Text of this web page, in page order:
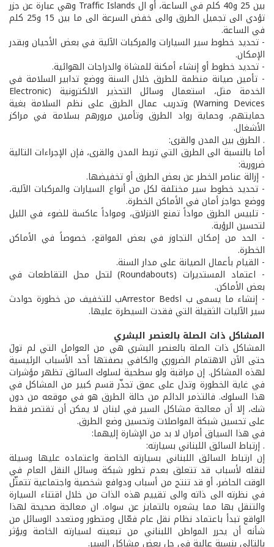
بين 25 و40 كلم في الساعة، أو ال Traffic Islands وهي عبارة عن جزر
تؤدي الى تجميل الطرق والى خفض السرعة الى ما بين 15 و25 كلم
في الساعة.
- تحديد خطوط سير السيارات والمركبات الآلية في بعض الأحيان وبقدر
الإمكان.
- تحديد خطوط أو إنشاء أمكنة للمشاة والدراجات الهوائية.
- تأمين صيانة منظمة للطرق خلال السنة ووضع تدابير السلامة في
الخدمة مثل، استعمال وسائل التحذير الالكترونية (Electronic
Warning Devices) وتدريب عمال الطرق على نظم السلامة بغية
حمايتهم، وحماية رواد الطرق وتأمين مرورهم بسلامة في مراكز
الأشغال.
. الطرق بين المدن والقرى:
أما بالنسبة الى الطرق التي تربط المدن والقرى، فإن الإجراءات التالية
ضرورية:
- إزالة عناصر الخطر عن بعض الطرق أو تخفيضها.
- تحديد خطوط سير مختلفة لكل من أنواع السيارات والمركبات الآلية،
ووضع حواجز أمان في الأماكن الخطرة.
- تلبيس الطرق مواداً تمنع الانزلاق، ومواداً عاكسة للضوء في الليل
لتحسين الرؤية.
- الحد من إمكان التجاوز في بعض المواقع، خصوصاً في الأماكن
الخطرة.
- القيام بأعمال الصيانة على مدار السنة.
- اعتماد المستديرات (Roundabouts) لتحل محل التقاطعات في
بعض الأماكن.
- إنشاء ما يسمى ب اArrestor Bedsب للتخفيف من خطورة حوادث
سير الآليات الثقيلة التي فقدت السيطرة عليها.
المشاكل ذات الصلة بالعنصر البشري
المشاكل ذات الصلة بالعنصر البشري هي من العوامل التي لم تولَ
حتى الآن الاهتمام الضروري والكافي بصفتها أحد الأسباب الرئيسية
لهذه المشاكل. إن مراقبة ولو سطحية لسلوك السائق تظهر مؤشرات
في غاية الخطورة وتدل على عمق تجذّر قسم كبير من المشاكل في
هذا السلوك. فالتذمر الدائم من حالة الطرق هو في موقعه من دون
شك، إلا أن معالجة مشاكل السير في لبنان لا يمكن أن تقتصر فقط
على تحسين شبكة المواصلات وتحسين وضع الطرق.
في هذا السياق أمران لا بد من الإشارة إليهما:
. إرتباط السائق اللبناني بسيارته:
إن ارتباط السائق اللبناني بسيارته الخاصة واعتماده عليها وسيلة
لنقله لأسباب قد تتعلق بعدم تطور شبكة وسائل النقل العام في
الوقت الحاضر، أو قد تنتج من أسباب ودوافع شخصية واجتماعية تتمثّل
في نظرته الى ذاته والى تقييم هذه الذات من خلال اقتناء السيارة
والتنقل بها مما يشعره بالتمايز عن سواه. ان معالجة صحيحة لهذا
الواقع تبدأ باعتماد نظام نقل عام فعّال ومتطور ومتعدد الوسائل من
شأنه أن يحرر المواطن اللبناني من تبعيته لسيارته الخاصة ويؤثر
بالتالي بنسبة عالية في حل بعض مشاكل السير.